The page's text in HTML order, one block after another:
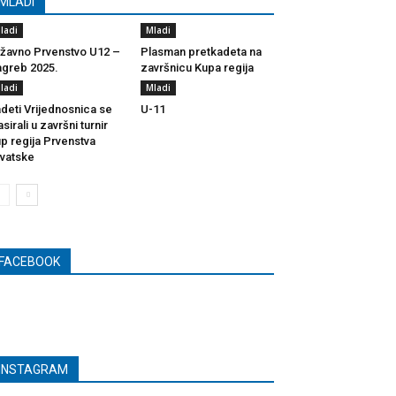
Prvenstvo U12 –
2025.
Mladi
Plasman pretkadeta na
završnicu Kupa regija
Vrijednosnica se
u završni turnir
regija Prvenstva
Mladi
U-11